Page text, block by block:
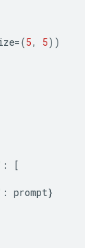
=(5, 5))
:
[
: prompt}